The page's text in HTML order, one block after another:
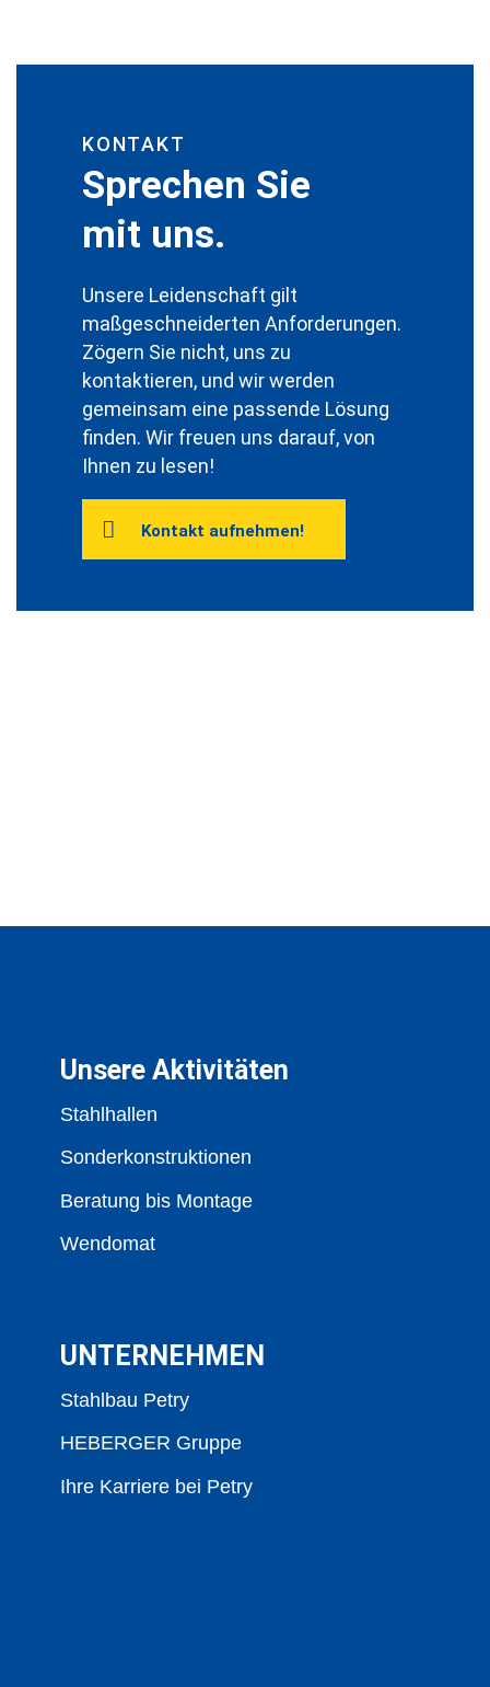
KONTAKT
Sprechen Sie
mit uns.
Unsere Leidenschaft gilt
maßgeschneiderten Anforderungen.
Zögern Sie nicht, uns zu
kontaktieren, und wir werden
gemeinsam eine passende Lösung
finden. Wir freuen uns darauf, von
Ihnen zu lesen!
Kontakt aufnehmen!
Unsere Aktivitäten
Stahlhallen
Sonderkonstruktionen
Beratung bis Montage
Wendomat
UNTERNEHMEN
Stahlbau Petry
HEBERGER Gruppe
Ihre Karriere bei Petry